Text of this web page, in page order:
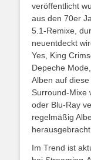
veröffentlicht
aus den 70er
5.1-Remixe,
neuentdeckt
Yes, King
Depeche
Alben auf
Surround-Mixe
oder Blu-Ray
regelmäßig
herausgebracht.
Im Trend ist